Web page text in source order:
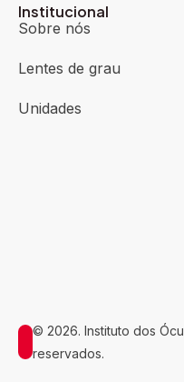
Institucional
Sobre nós
Lentes de grau
Unidades
© 2026. Instituto dos
reservados.